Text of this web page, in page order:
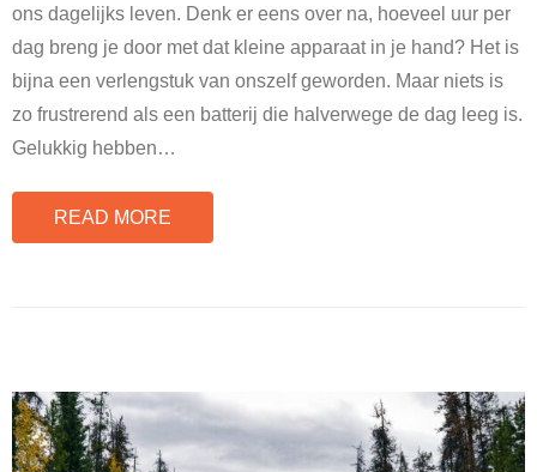
ons dagelijks leven. Denk er eens over na, hoeveel uur per
dag breng je door met dat kleine apparaat in je hand? Het is
bijna een verlengstuk van onszelf geworden. Maar niets is
zo frustrerend als een batterij die halverwege de dag leeg is.
Gelukkig hebben…
READ MORE